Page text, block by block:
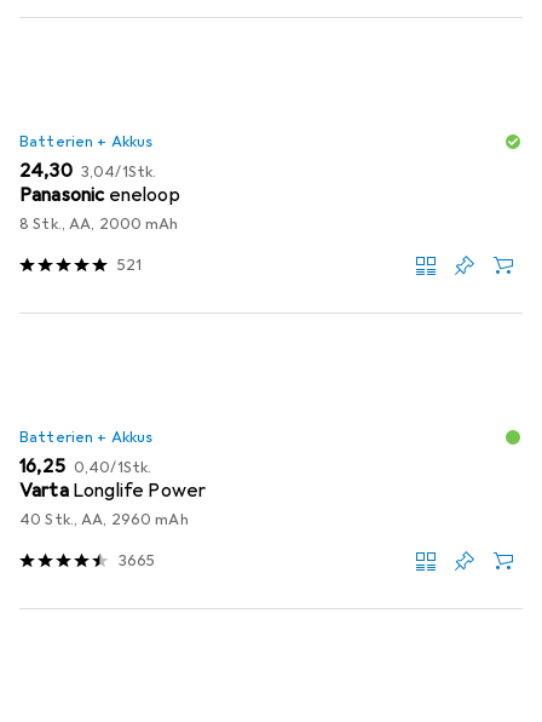
Batterien + Akkus
EUR
24,30 EUR
3,04/1Stk.
Panasonic eneloop
8 Stk., AA, 2000 mAh
521
Batterien + Akkus
EUR
16,25 EUR
0,40/1Stk.
Varta Longlife Power
40 Stk., AA, 2960 mAh
3665